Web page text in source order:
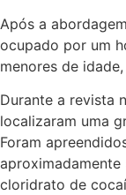
Após a
ocupado por um
menores de
Durante a revista
localizaram uma
Foram
cloridrato de